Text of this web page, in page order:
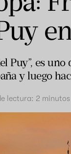
Puy”, es
y luego
lectura: 2 minutos